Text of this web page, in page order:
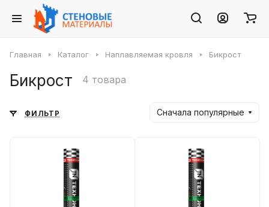
Главная Каталог Наплавляемая кровля Бикрост
Бикрост 4 товара
ФИЛЬТР Сначала популярные